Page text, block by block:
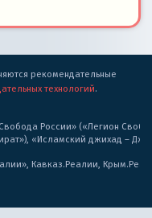
рекомендательные
технологий.
России» («Легион
«Исламский джихад –
Кавказ.Реалии,